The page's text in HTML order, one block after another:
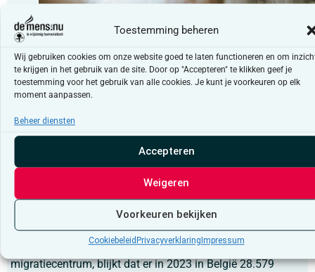
Toestemming beheren
Wij gebruiken cookies om onze website goed te laten functioneren en om
te krijgen in het gebruik van de site. Door op "Accepteren" te klikken geef je
toestemming voor het gebruik van alle cookies. Je kunt je voorkeuren op elk
moment aanpassen.
Beheer diensten
Accepteren
Weigeren
Voorkeuren bekijken
Cookiebeleid Privacyverklaring Impressum
Volgmigranten zijn overwegend vrouwen: dat komt
vrouw of toekomstige partner laten overkomen; beide
vormen plaatsen vrouwen in een
Gezinshereniging en -vorming
Wanneer een persoon immigreert om zich bij iemand te
voegen die wettig in België verblijft, dan hebben we het over
volgmigratie. Zowel gezinshereniging als gezinsvorming
vallen onder die vorm van migratie.
Uit de meest recente cijfers vanMyria, het federaal
migratiecentrum, blijkt dat er in 2023 in België 28.579